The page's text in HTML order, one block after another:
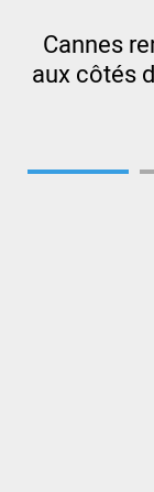
Cannes
aux côtés